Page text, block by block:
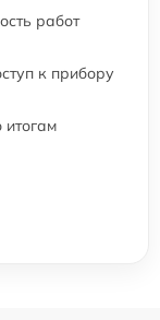
работ
к прибору
итогам